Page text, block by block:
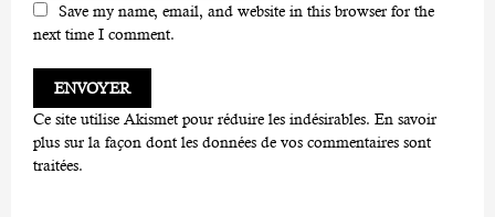
Save my name, email, and website in this browser for the
next time I comment.
Ce site utilise Akismet pour réduire les indésirables. En savoir
plus sur la façon dont les données de vos commentaires sont
traitées.